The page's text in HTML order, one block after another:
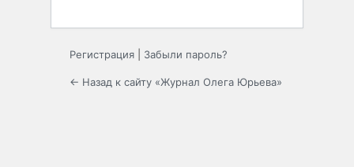
Регистрация Забыли пароль?
← Назад к сайту «Журнал Олега Юрьева»